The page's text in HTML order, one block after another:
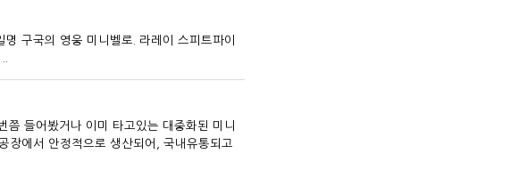
구국의 영웅 미니벨로. 라레이 스피트파이
들어봤거나 이미 타고있는 대중화된 미니
장에서 안정적으로 생산되어, 국내유통되고